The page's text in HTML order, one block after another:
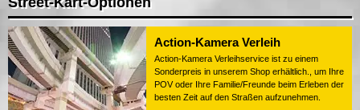
Action-Kamera Verleih
Action-Kamera Verleihservice ist zu einem
Sonderpreis in unserem Shop erhältlich., um Ihre
POV oder Ihre Familie/Freunde beim Erleben der
besten Zeit auf den Straßen aufzunehmen.